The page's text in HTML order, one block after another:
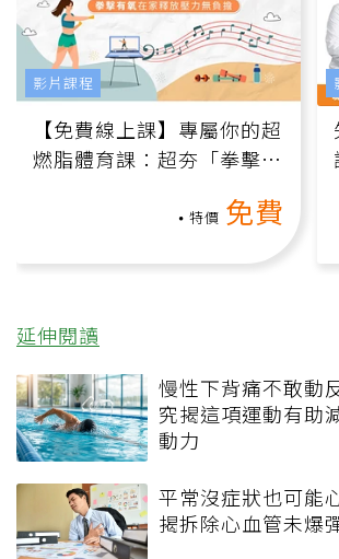
【免費線上課】專屬你的超
燃脂體育課：超夯「拳擊有
特價 免費
影片課程
延伸閱讀
慢性下背痛不敢動
究揭這項運動有助
動力
平常沒症狀也可能
揭拆除心血管未爆